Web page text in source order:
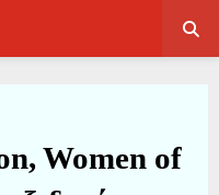
Women of